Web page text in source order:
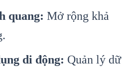
quang: Mở rộng khả
di động: Quản lý dữ